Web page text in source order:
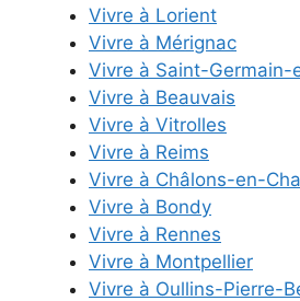
Vivre à Lorient
Vivre à Mérignac
Vivre à Saint-Germain-
Vivre à Beauvais
Vivre à Vitrolles
Vivre à Reims
Vivre à Châlons-en-
Vivre à Bondy
Vivre à Rennes
Vivre à Montpellier
Vivre à Oullins-Pierre-